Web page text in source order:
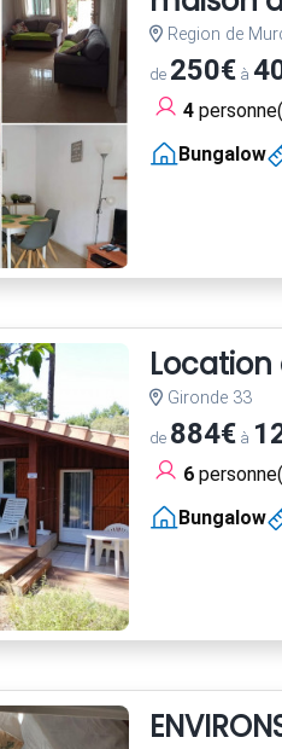
Region de
de 250€à
4
Bungalow
Gironde 33
de 884€à
6
Bungalow